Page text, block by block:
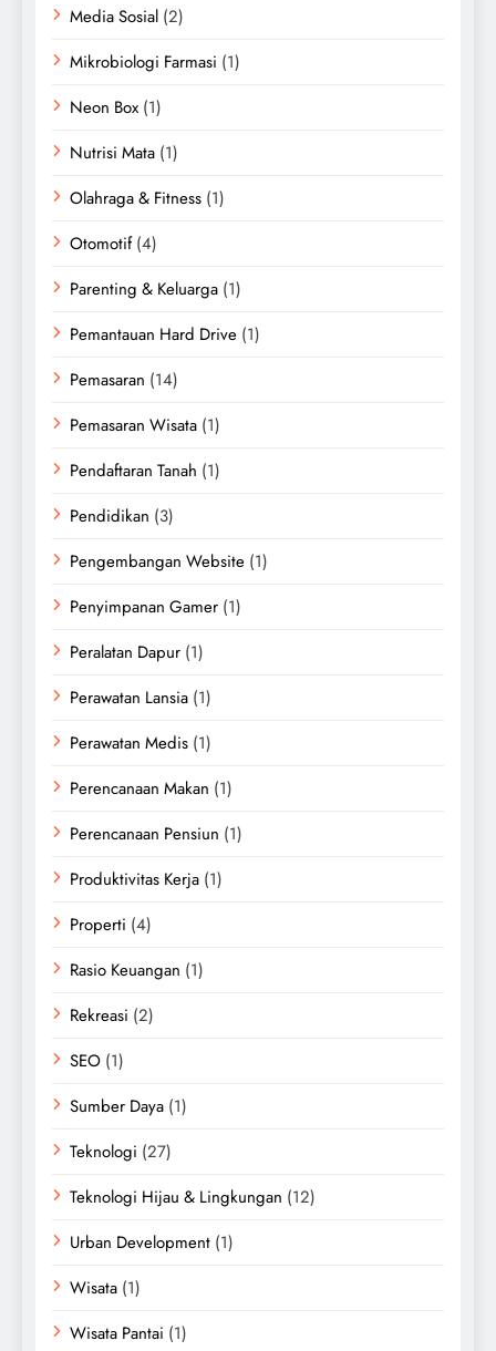
Media Sosial (2)
Mikrobiologi Farmasi (1)
Neon Box (1)
Nutrisi Mata (1)
Olahraga & Fitness (1)
Otomotif(4)
Parenting & Keluarga (1)
Pemantauan Hard Drive (1)
Pemasaran (14)
Pemasaran Wisata (1)
Pendaftaran Tanah (1)
Pendidikan (3)
Pengembangan Website (1)
Penyimpanan Gamer (1)
Peralatan Dapur (1)
Perawatan Lansia (1)
Perawatan Medis (1)
Perencanaan Makan (1)
Perencanaan Pensiun (1)
Produktivitas Kerja (1)
Properti (4)
Rasio Keuangan (1)
Rekreasi (2)
SEO (1)
Sumber Daya (1)
Teknologi (27)
Teknologi Hijau & Lingkungan (12)
Urban Development (1)
Wisata (1)
Wisata Pantai (1)